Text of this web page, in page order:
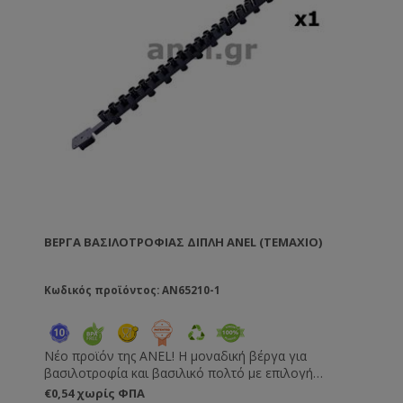
ΒΈΡΓΑ ΒΑΣΙΛΟΤΡΟΦΊΑΣ ΔΙΠΛΉ ANEL (TEMAXIO)
Κωδικός προϊόντος: AN65210-1
Νέο προϊόν της ANEL! Η μοναδική βέργα για
βασιλοτροφία και βασιλικό πολτό με επιλογή
αριθμού κελιών - 13 κελιά για βασιλοτροφία, 40
€0,54 χωρίς ΦΠΑ